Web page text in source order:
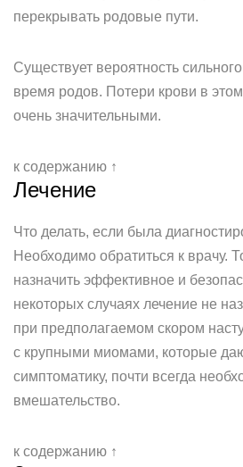
перекрывать родовые пути.
Существует вероятность
время родов. Потери крови в
очень значительными.
к содержанию ↑
Лечение
Что делать, если была
Необходимо обратиться к врачу.
назначить эффективное и
некоторых случаях лечение не
при предполагаемом скором
с крупными миомами, которые
симптоматику, почти всегда
вмешательство.
к содержанию ↑